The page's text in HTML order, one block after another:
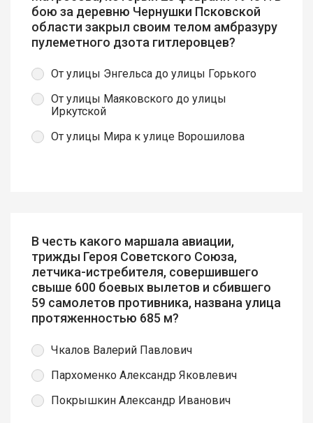
бою за деревню Чернушки Псковской
области закрыл своим телом амбразуру
пулеметного дзота гитлеровцев?
От улицы Энгельса до улицы Горького
От улицы Маяковского до улицы
Иркутской
От улицы Мира к улице Ворошилова
В честь какого маршала авиации,
трижды Героя Советского Союза,
летчика-истребителя, совершившего
свыше 600 боевых вылетов и сбившего
59 самолетов противника, названа улица
протяженностью 685 м?
Чкалов Валерий Павлович
Пархоменко Александр Яковлевич
Покрышкин Александр Иванович